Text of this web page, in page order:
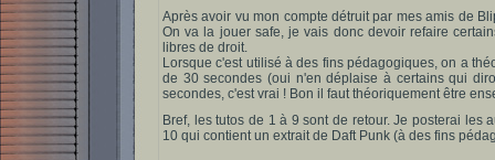
Après avoir vu mon compte détruit par mes amis de
On va la jouer safe, je vais donc devoir refaire
libres de droit.
Lorsque c'est utilisé à des fins pédagogiques, on a
de 30 secondes (oui n'en déplaise à certains qui
secondes, c'est vrai ! Bon il faut théoriquement être
Bref, les tutos de 1 à 9 sont de retour. Je posterai les
10 qui contient un extrait de Daft Punk (à des fins